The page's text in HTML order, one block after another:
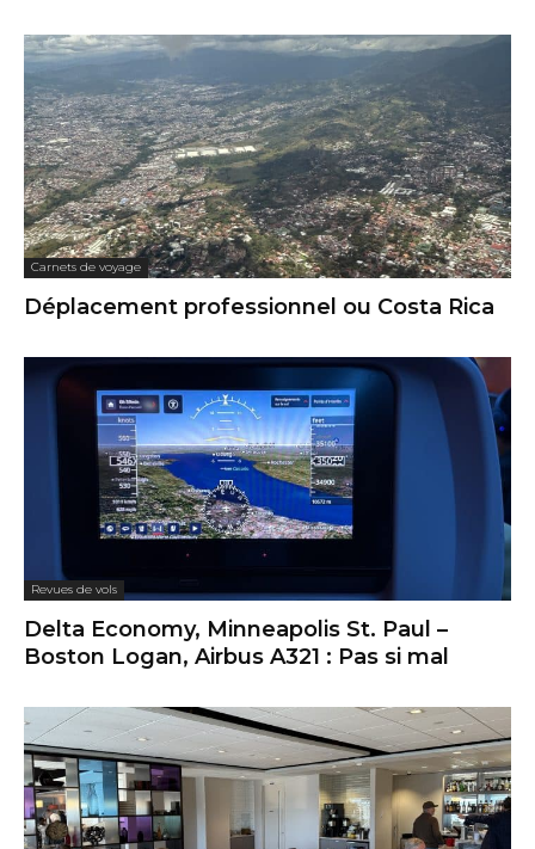
Carnets de voyage
Déplacement professionnel ou Costa Rica
Revues de vols
Delta Economy, Minneapolis St. Paul –
Boston Logan, Airbus A321 : Pas si mal